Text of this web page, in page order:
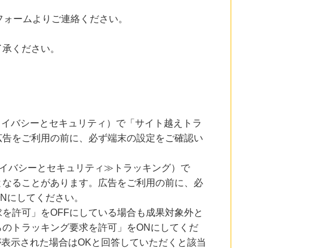
ームよりご連絡ください。
ください。
シーとセキュリティ）で「サイト越えトラ
をご利用の前に、必ず端末の設定をご確認い
バシーとセキュリティ≫トラッキング）で
ることがあります。広告をご利用の前に、必
してください。
許可」をOFFにしている場合も成果対象外と
トラッキング要求を許可」をONにしてくだ
示された場合はOKと回答していただくと該当